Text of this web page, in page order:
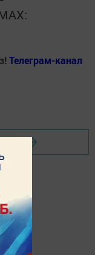
Телеграм-канал